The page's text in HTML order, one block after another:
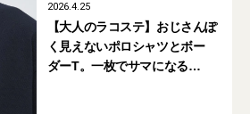
2026.4.25
【大人のラコステ】おじさんぽ
く見えないポロシャツとボー
ダーT。一枚でサマになる